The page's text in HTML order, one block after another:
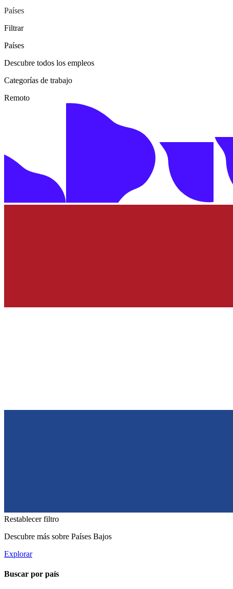
Países
Filtrar
Países
Descubre todos los empleos
Categorías de trabajo
Remoto
Restablecer filtro
Descubre más sobre Países Bajos
Explorar
Buscar por país